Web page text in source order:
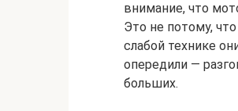
внимание, что
Это не потому,
слабой технике
опередили —
больших.